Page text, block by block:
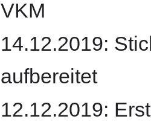
VKM
14.12.2019:
aufbereitet
12.12.2019: